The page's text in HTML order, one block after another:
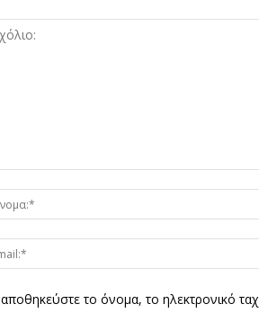
αποθηκεύστε το όνομα, το ηλεκτρονικό